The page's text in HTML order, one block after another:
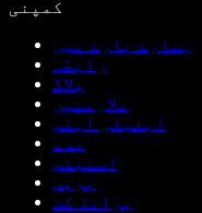
کمپنی
ہمارے بارے میں
رابطہ
بلاگ
ملازمتیں
ایفیلی ایٹس
مدد
اسٹیٹس
پریس
برانڈ کٹ